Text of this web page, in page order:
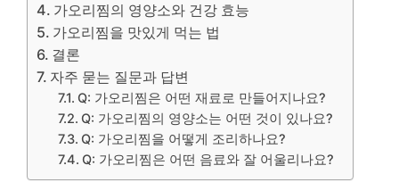
가오리찜의 영양소와 건강 효능
가오리찜을 맛있게 먹는 법
결론
자주 묻는 질문과 답변
Q: 가오리찜은 어떤 재료로 만들어지나요?
Q: 가오리찜의 영양소는 어떤 것이 있나요?
Q: 가오리찜을 어떻게 조리하나요?
Q: 가오리찜은 어떤 음료와 잘 어울리나요?